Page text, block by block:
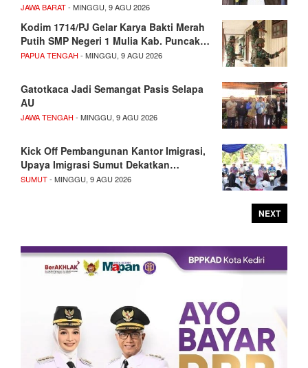
JAWA BARAT- MINGGU, 9 AGU 2026
Kodim 1714/PJ Gelar Karya Bakti Merah
Putih SMP Negeri 1 Mulia Kab. Puncak…
PAPUA TENGAH - MINGGU, 9 AGU 2026
Gatotkaca Jadi Semangat Pasis Selapa
AU
JAWA TENGAH - MINGGU, 9 AGU 2026
Kick Off Pembangunan Kantor Imigrasi,
Upaya Imigrasi Sumut Dekatkan…
SUMUT- MINGGU, 9 AGU 2026
NEXT